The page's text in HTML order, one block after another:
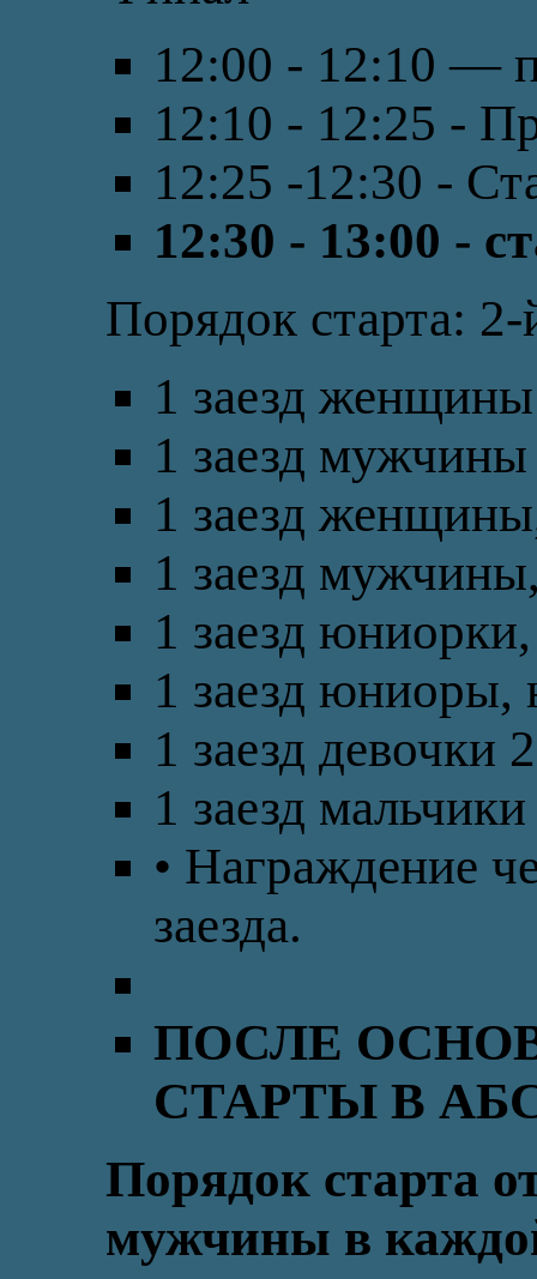
12:00 - 12:10 —
12:10 - 12:25 -
12:25 -12:30 -
12:30 - 13:00 -
Порядок старта:
1 заезд
1 заезд
1 заезд
1 заезд
1 заезд
1 заезд
1 заезд девочки
1 заезд
• Награждение
заезда.
ПОСЛЕ
СТАРТЫ В
Порядок старта
мужчины в